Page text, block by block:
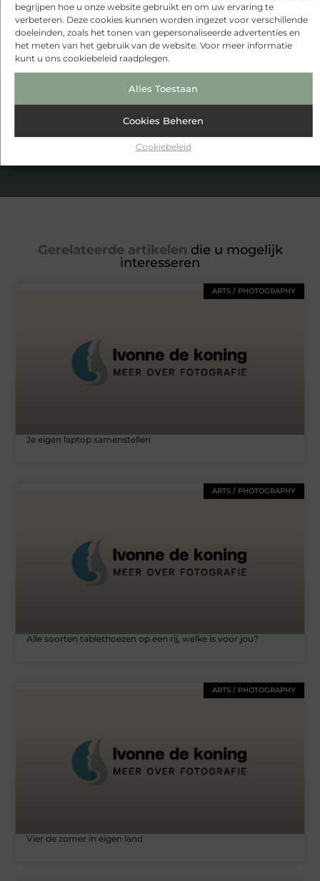
begrijpen hoe u onze website gebruikt en om uw ervaring te
verbeteren. Deze cookies kunnen worden ingezet voor verschillende
doeleinden, zoals het tonen van gepersonaliseerde advertenties en
het meten van het gebruik van de website. Voor meer informatie
kunt u ons cookiebeleid raadplegen.
Alles Toestaan
Cookies Beheren
Cookiebeleid
Had je deze artikelen al gelezen?
bieden hebben en mis onze artikelen niet. Verdiep je in
Gerelateerde artikelen die u mogelijk
interesseren
ARTS / PHOTOGRAPHY
Je eigen laptop samenstellen
ARTS / PHOTOGRAPHY
Alle soorten tablethoezen op een rij, welke is voor jou?
ARTS / PHOTOGRAPHY
Vier de zomer in eigen land